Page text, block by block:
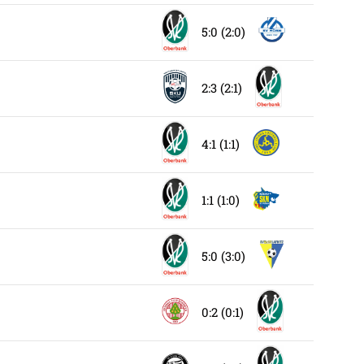
5:0 (2:0)
2:3 (2:1)
4:1 (1:1)
1:1 (1:0)
5:0 (3:0)
0:2 (0:1)